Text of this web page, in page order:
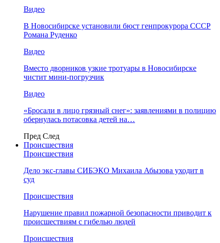
Видео
В Новосибирске установили бюст генпрокурора СССР
Романа Руденко
Видео
Вместо дворников узкие тротуары в Новосибирске
чистит мини-погрузчик
Видео
«Бросали в лицо грязный снег»: заявлениями в полицию
обернулась потасовка детей на…
Пред След
Происшествия
Происшествия
Дело экс-главы СИБЭКО Михаила Абызова уходит в
суд
Происшествия
Нарушение правил пожарной безопасности приводит к
происшествиям с гибелью людей
Происшествия